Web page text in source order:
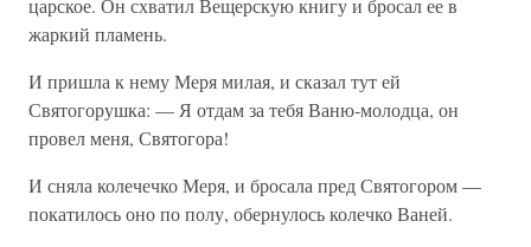
царское. Он схватил Вещерскую книгу и бросал ее в
жаркий пламень.
И пришла к нему Меря милая, и сказал тут ей
Святогорушка: — Я отдам за тебя Ваню-молодца, он
провел меня, Святогора!
И сняла колечечко Меря, и бросала пред Святогором —
покатилось оно по полу, обернулось колечко Ваней.